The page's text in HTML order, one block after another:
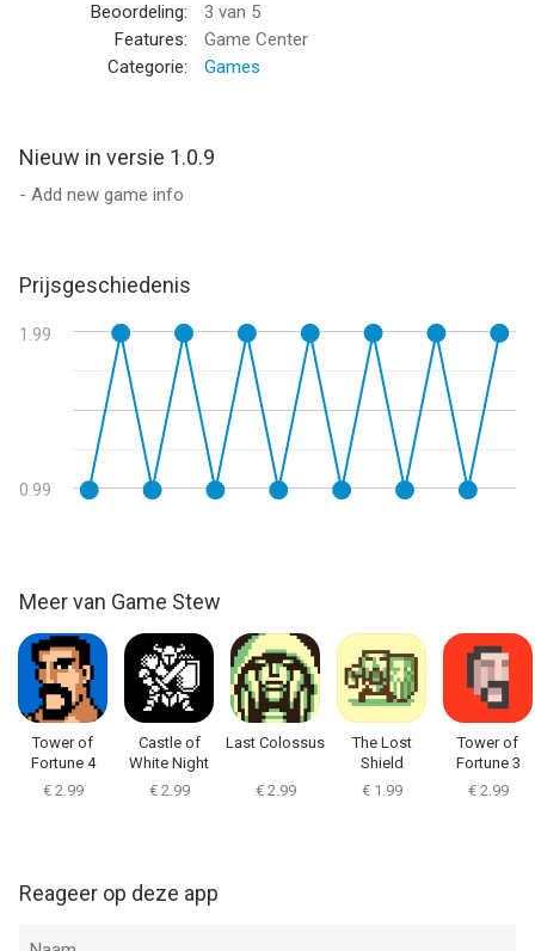
Beoordeling:
3 van 5
Features:
Game Center
Categorie:
Games
Nieuw in versie 1.0.9
- Add new game info
Prijsgeschiedenis
1.99
0.99
Meer van Game Stew
Tower of
Fortune 4
€ 2.99
Castle of
White Night
€ 2.99
Last Colossus
€ 2.99
The Lost
Shield
€ 1.99
Tower of
Fortune 3
€ 2.99
Reageer op deze app